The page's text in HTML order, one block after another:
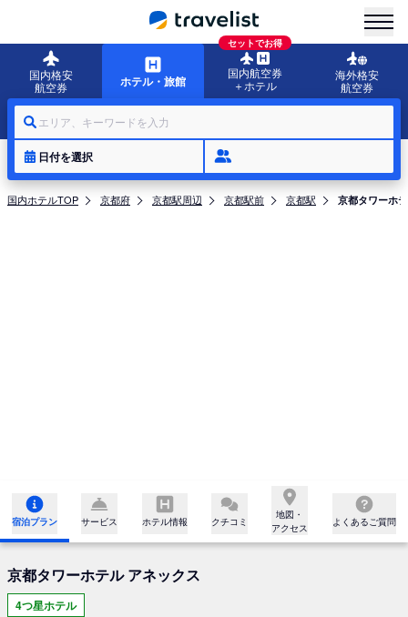
国内格安
航空券
ホテル・旅館
セットでお得
国内航空券
＋ホテル
海外格安
航空券
エリア、キーワードを入力
日付を選択
国内ホテルTOP 京都府 京都駅周辺 京都駅前 京都駅 京都タワーホ
宿泊プラン サービス ホテル情報 クチコミ
地図・
アクセス
よくあるご質問
京都タワーホテル アネックス
4つ星ホテル